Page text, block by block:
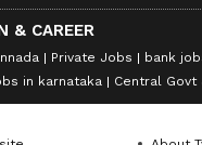
& CAREER
Private Jobs
bank
in karnataka
Central Govt